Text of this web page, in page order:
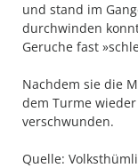
und stand im
durchwinden
Geruche fast
Nachdem sie die
dem Turme
verschwunden.
Quelle: